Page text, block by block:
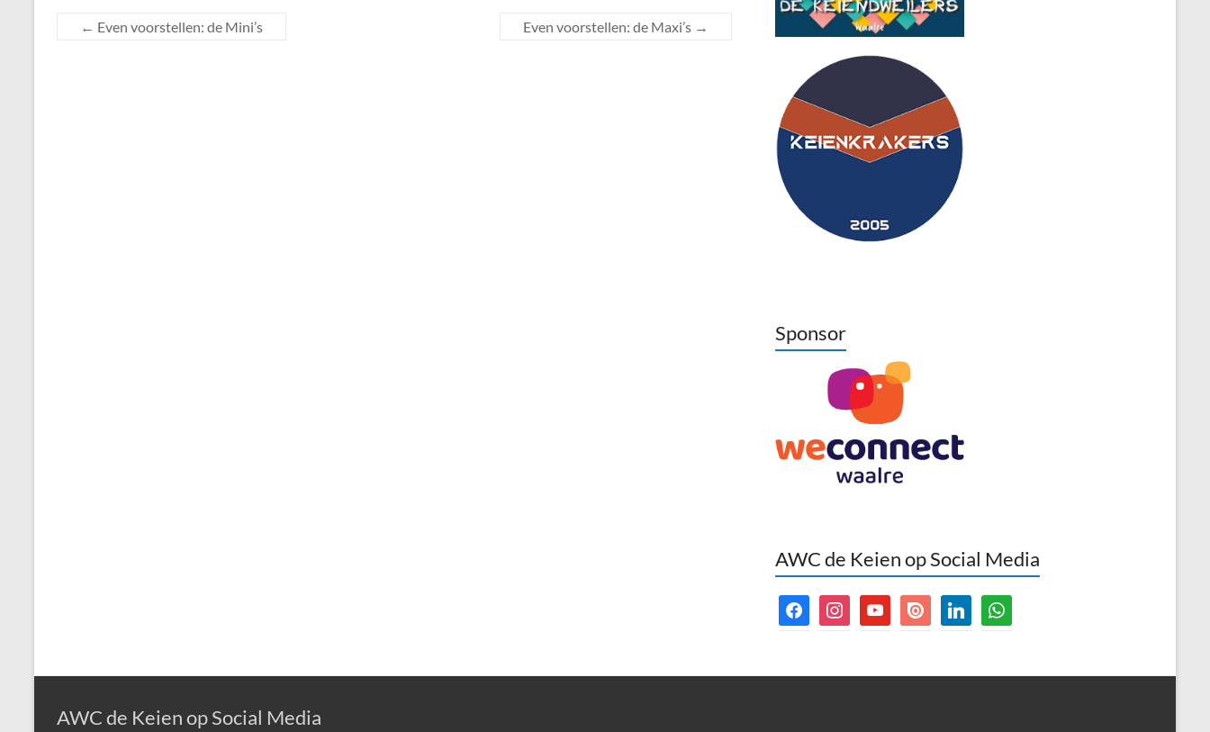
← Even voorstellen: de Mini’s Even voorstellen: de Maxi’s →
Sponsor
AWC de Keien op Social Media
facebookinstagramyoutubeissuu linkedinwhatsapp
AWC de Keien op Social Media